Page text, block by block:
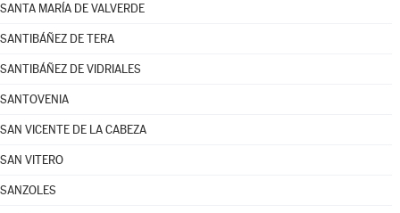
SANTA MARÍA DE VALVERDE
SANTIBÁÑEZ DE TERA
SANTIBÁÑEZ DE VIDRIALES
SANTOVENIA
SAN VICENTE DE LA CABEZA
SAN VITERO
SANZOLES